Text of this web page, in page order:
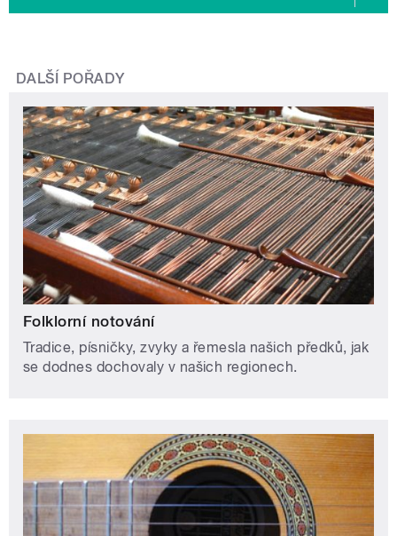
DALŠÍ POŘADY
Folklorní notování
Tradice, písničky, zvyky a řemesla našich předků, jak
se dodnes dochovaly v našich regionech.